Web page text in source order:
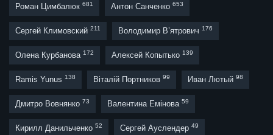
Роман Цимбалюк 681 Антон Санченко 653
Сергей Климовский 211 Володимир В’ятрович 176
Олена Курбанова 172 Алексей Копытько 139
Ramis Yunus 138 Віталій Портников 99 Иван Лютый 98
Дмитро Вовнянко 73 Валентина Емінова 59
Кирилл Данильченко 52 Сергей Ауслендер 49